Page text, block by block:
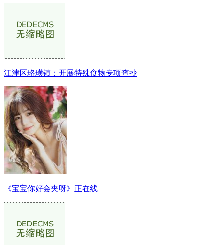
江津区珞璜镇：开展特殊食物专项查抄
《宝宝你好会夹呀》正在线